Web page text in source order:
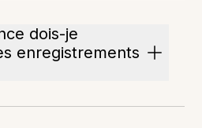
dois-je
enregistrements